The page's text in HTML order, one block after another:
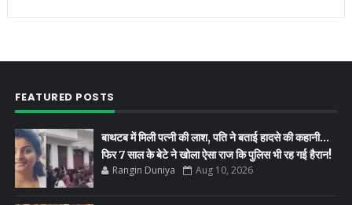
FEATURED POSTS
बाथटब में मिली पत्नी की लाश, पति ने बताई हादसे की कहानी…
फिर 7 साल के बेटे ने खोला ऐसा राज कि पुलिस भी रह गई हैरान!
Rangin Duniya Aug 10, 2026